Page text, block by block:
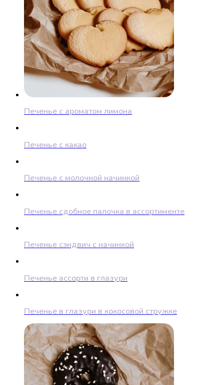
Печенье с ароматом лимона
Печенье с какао
Печенье с молочной начинкой
Печенье сдобное палочка в ассортименте
Печенье сэндвич с начинкой
Печенье ассорти в глазури
Печенье в глазури в кокосовой стружке